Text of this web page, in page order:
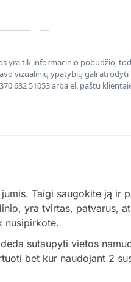
tik informacinio pobūdžio,
vizualinių ypatybių gali
632 51053 arba el. paštu
Taigi saugokite ją ir
yra tvirtas, patvarus,
nusipirkote.
sutaupyti vietos
bet kur naudojant 2